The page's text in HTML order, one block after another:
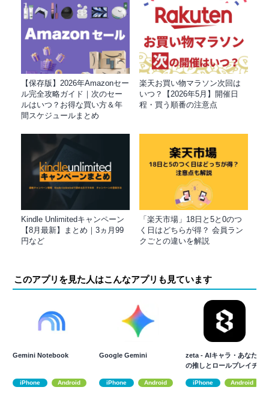
【保存版】2026年Amazonセー
ル完全攻略ガイド｜次のセー
ルはいつ？お得な買い方＆年
間スケジュールまとめ
楽天お買い物マラソン次回は
いつ？【2026年5月】開催日
程・買う順番の注意点
Kindle Unlimitedキャンペーン
【8月最新】まとめ｜3ヵ月99
円など
「楽天市場」18日と5と0のつ
く日はどちらが得？ 会員ラン
クごとの違いを解説
このアプリを見た人はこんなアプリも見ています
Gemini Notebook
iPhone Android
Google Gemini
iPhone Android
zeta - AIキャラ・あなた
の推しとロールプレイチ
iPhone Android